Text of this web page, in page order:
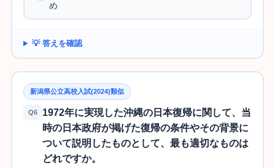
め
💡 答えを確認
新潟県公立高校入試(2024)類似
Q6
1972年に実現した沖縄の日本復帰に関して、当
時の日本政府が掲げた復帰の条件やその背景に
ついて説明したものとして、最も適切なものは
どれですか。